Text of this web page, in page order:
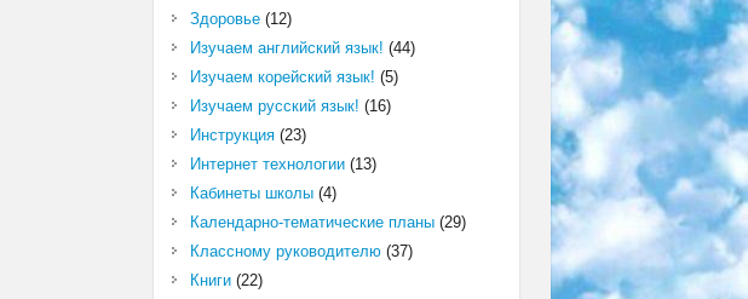
Здоровье(12)
Изучаем английский язык! (44)
Изучаем корейский язык! (5)
Изучаем русский язык! (16)
Инструкция(23)
Интернет технологии(13)
Кабинеты школы(4)
Календарно-тематические планы(29)
Классному руководителю(37)
Книги(22)